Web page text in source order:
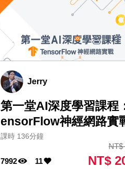
Jerry
第一堂AI深度學習課程
ensorFlow神經網路實
課時 136分鐘
7992 11
NT$
NT$